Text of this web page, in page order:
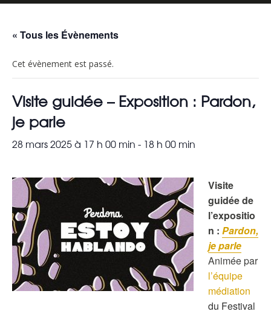
« Tous les Évènements
Cet évènement est passé.
Visite guidée – Exposition : Pardon,
je parle
28 mars 2025 à 17 h 00 min - 18 h 00 min
Visite
guidée de
l’expositio
n : Pardon,
je parle
Animée par
l’équipe
médiation
du Festival